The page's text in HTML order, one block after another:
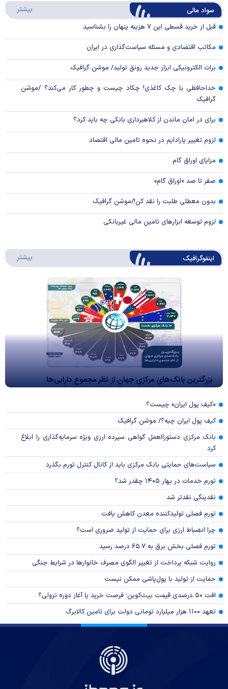
Video
سواد مالی بیشتر
قبل از خرید قسطی این ۷ هزینه پنهان را بشناسید
مکاتب اقتصادی و مسئله سیاست‌گذاری در ایران
برات الکترونیکی ابزار جدید رونق تولید/ موشن گرافیک
خداحافظی با چک کاغذی! چکاد چیست و چطور کار می‌کند؟ /موشن
گرافیک
برای در امان ماندن از کلاهبرداری بانکی چه باید کرد؟
لزوم تغییر پارادایم در نحوه تامین مالی اقتصاد
مزایای اوراق گام
صفر تا صد «اوراق گام»
بدون معطلی طلبت را نقد کن!/موشن گرافیک
لزوم توسعه ابزارهای تامین مالی غیربانکی
اینفوگرافیک بیشتر
بزرگترین بانک‌های مرکزی جهان از نظر مجموع دارایی‌ها
«کیف پول ایران» چیست؟
کیف پول ایران چیه؟/ موشن گرافیک
بانک مرکزی دستورالعمل گواهی سپرده ارزی ویژه سرمایه‌گذاری را ابلاغ
کرد
سیاست‌های حمایتی بانک مرکزی باید از کانال کنترل تورم بگذرد
تورم خدمات در بهار ۱۴۰۵ چقدر شد؟
نقدینگی نقدتر شد
تورم فصلی تولیدکننده معدن کاهش یافت
چرا انضباط ارزی برای حمایت از تولید ضروری است؟
تورم فصلی بخش برق به ۶۵.۷ درصد رسید
روایت شبکه پرداخت از تغییر الگوی مصرف خانوار‌ها در شرایط جنگی
حمایت از تولید با پول‌پاشی ممکن نیست
افت ۵۰ درصدی قیمت بیت‌کوین؛ فرصت خرید یا آغاز دوره نزولی؟
تعهد ۱۱۰۰ هزار میلیارد تومانی دولت برای تامین کالابرگ